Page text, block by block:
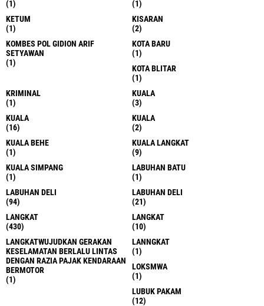
(1)
(1)
KETUM
(1)
KISARAN
(2)
KOMBES POL GIDION ARIF
SETYAWAN
(1)
KOTA BARU
(1)
KOTA BLITAR
(1)
KRIMINAL
(1)
KUALA
(3)
KUALA
(16)
KUALA
(2)
KUALA BEHE
(1)
KUALA LANGKAT
(9)
KUALA SIMPANG
(1)
LABUHAN BATU
(1)
LABUHAN DELI
(94)
LABUHAN DELI
(21)
LANGKAT
(430)
LANGKAT
(10)
LANGKATWUJUDKAN GERAKAN
KESELAMATAN BERLALU LINTAS
DENGAN RAZIA PAJAK KENDARAAN
BERMOTOR
(1)
LANNGKAT
(1)
LOKSMWA
(1)
LUBUK PAKAM
(12)